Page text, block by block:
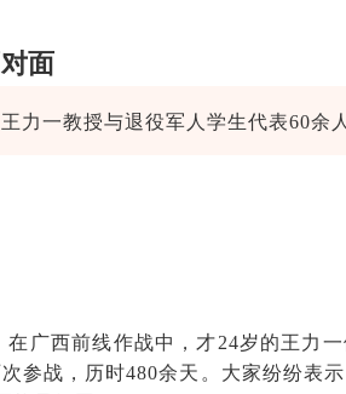
面
力一教授与退役军人学生代表60余
广西前线作战中，才24岁的王力
参战，历时480余天。大家纷纷